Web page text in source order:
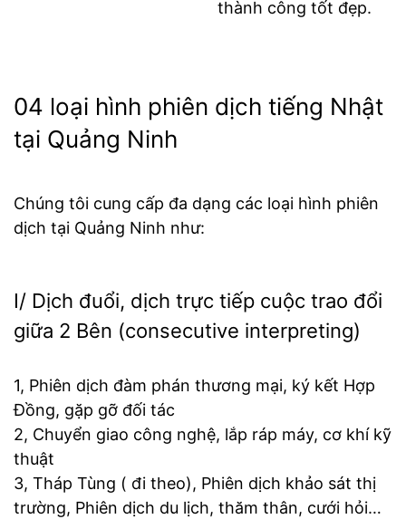
thành công tốt đẹp.
04 loại hình phiên dịch tiếng Nhật
tại Quảng Ninh
Chúng tôi cung cấp đa dạng các loại hình phiên
dịch tại Quảng Ninh như:
I/ Dịch đuổi, dịch trực tiếp cuộc trao đổi
giữa 2 Bên (consecutive interpreting)
1, Phiên dịch đàm phán thương mại, ký kết Hợp
Đồng, gặp gỡ đối tác
2, Chuyển giao công nghệ, lắp ráp máy, cơ khí kỹ
thuật
3, Tháp Tùng ( đi theo), Phiên dịch khảo sát thị
trường, Phiên dịch du lịch, thăm thân, cưới hỏi…